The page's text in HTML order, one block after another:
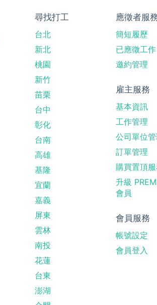
尋找打工
台北
新北
桃園
新竹
苗栗
台中
彰化
台南
高雄
基隆
宜蘭
嘉義
屏東
雲林
南投
花蓮
台東
澎湖
應徵者服
簡短履歷
已應徵工作
邀約管理
雇主服務
基本資訊
工作管理
公司單位
訂單管理
購買置頂
升級
會員
會員服務
帳號設定
會員登入